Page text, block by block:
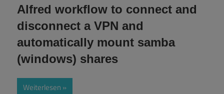
Alfred workflow to connect and
disconnect a VPN and
automatically mount samba
(windows) shares
Weiterlesen